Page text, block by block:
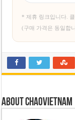
* 제휴 링크입니다.
(구매 가격은 동일합
About chaovietnam